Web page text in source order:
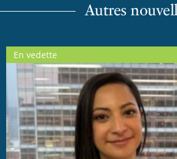
Autres
En vedette